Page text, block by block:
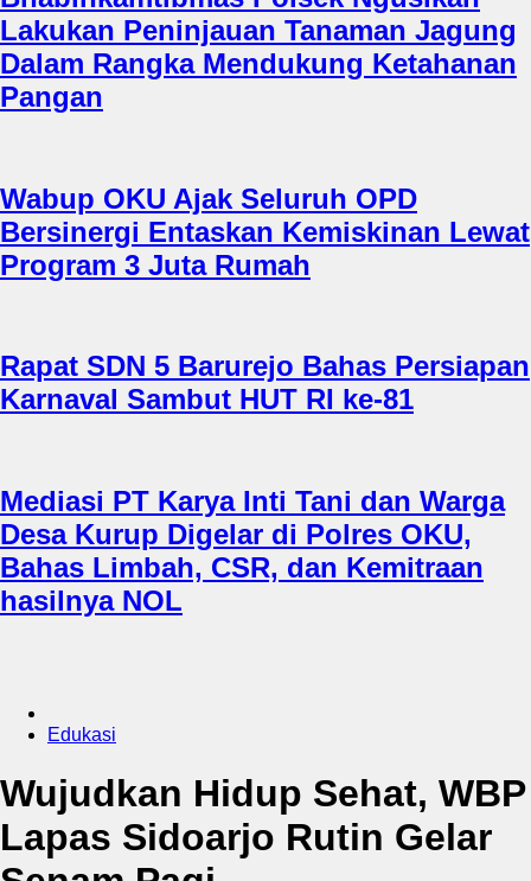
Lakukan Peninjauan Tanaman Jagung
Dalam Rangka Mendukung Ketahanan
Pangan
Wabup OKU Ajak Seluruh OPD
Bersinergi Entaskan Kemiskinan Lewat
Program 3 Juta Rumah
Rapat SDN 5 Barurejo Bahas Persiapan
Karnaval Sambut HUT RI ke-81
Mediasi PT Karya Inti Tani dan Warga
Desa Kurup Digelar di Polres OKU,
Bahas Limbah, CSR, dan Kemitraan
hasilnya NOL
Edukasi
Wujudkan Hidup Sehat, WBP
Lapas Sidoarjo Rutin Gelar